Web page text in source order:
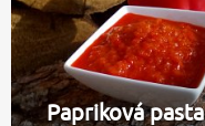
Papriková pasta